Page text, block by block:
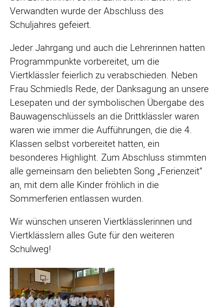
Verwandten wurde der Abschluss des
Schuljahres gefeiert.
Jeder Jahrgang und auch die Lehrerinnen hatten
Programmpunkte vorbereitet, um die
Viertklässler feierlich zu verabschieden. Neben
Frau Schmiedls Rede, der Danksagung an unsere
Lesepaten und der symbolischen Übergabe des
Bauwagenschlüssels an die Drittklässler waren
waren wie immer die Aufführungen, die die 4.
Klassen selbst vorbereitet hatten, ein
besonderes Highlight. Zum Abschluss stimmten
alle gemeinsam den beliebten Song „Ferienzeit“
an, mit dem alle Kinder fröhlich in die
Sommerferien entlassen wurden.
Wir wünschen unseren Viertklässlerinnen und
Viertklässlern alles Gute für den weiteren
Schulweg!